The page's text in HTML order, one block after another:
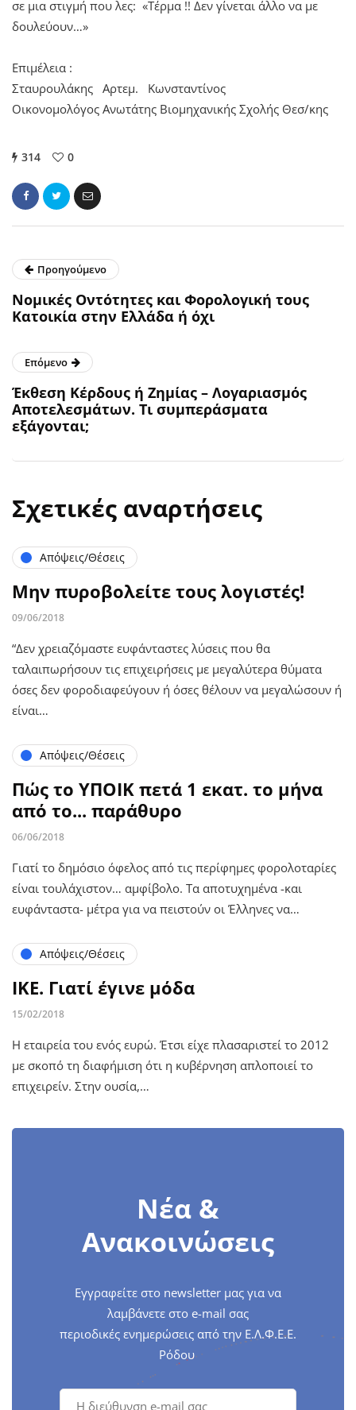
σε μια στιγμή που λες: «Τέρμα !! Δεν γίνεται άλλο να με
δουλεύουν…»
Επιμέλεια :
Σταυρουλάκης Αρτεμ. Κωνσταντίνος
Οικονομολόγος Ανωτάτης Βιομηχανικής Σχολής Θεσ/κης
314 0
Προηγούμενο
Νομικές Οντότητες και Φορολογική τους
Κατοικία στην Ελλάδα ή όχι
Επόμενο
Έκθεση Κέρδους ή Ζημίας – Λογαριασμός
Αποτελεσμάτων. Τι συμπεράσματα
εξάγονται;
Σχετικές αναρτήσεις
Απόψεις/Θέσεις
Μην πυροβολείτε τους λογιστές!
09/06/2018
“Δεν χρειαζόμαστε ευφάνταστες λύσεις που θα
ταλαιπωρήσουν τις επιχειρήσεις με μεγαλύτερα θύματα
όσες δεν φοροδιαφεύγουν ή όσες θέλουν να μεγαλώσουν ή
είναι…
Απόψεις/Θέσεις
Πώς το ΥΠΟΙΚ πετά 1 εκατ. το μήνα
από το... παράθυρο
06/06/2018
Γιατί το δημόσιο όφελος από τις περίφημες φορολοταρίες
είναι τουλάχιστον… αμφίβολο. Τα αποτυχημένα -και
ευφάνταστα- μέτρα για να πειστούν οι Έλληνες να…
Απόψεις/Θέσεις
ΙΚΕ. Γιατί έγινε μόδα
15/02/2018
Η εταιρεία του ενός ευρώ. Έτσι είχε πλασαριστεί το 2012
με σκοπό τη διαφήμιση ότι η κυβέρνηση απλοποιεί το
επιχειρείν. Στην ουσία,…
Νέα &
Ανακοινώσεις
Εγγραφείτε στο newsletter μας για να
λαμβάνετε στο e-mail σας
περιοδικές ενημερώσεις από την Ε.Λ.Φ.Ε.Ε.
Ρόδου